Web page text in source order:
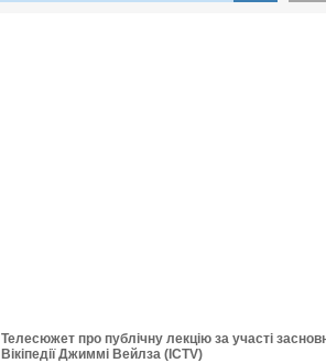
Телесюжет про публічну лекцію за участі
Вікіпедії Джиммі Вейлза (ICTV)